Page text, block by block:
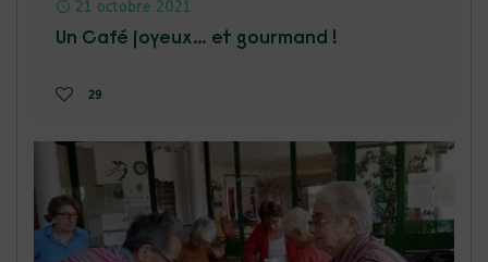
21 octobre 2021
Un Café joyeux… et gourmand !
29